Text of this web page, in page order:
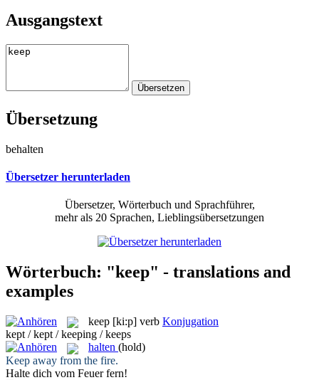
Ausgangstext
Übersetzung
behalten
Übersetzer herunterladen
Übersetzer, Wörterbuch und Sprachführer,
mehr als 20 Sprachen, Lieblingsübersetzungen
Wörterbuch: "keep" - translations and
examples
keep [ki:p] verb Konjugation
kept / kept / keeping / keeps
halten (hold)
Keep away from the fire.
Halte dich vom Feuer fern!